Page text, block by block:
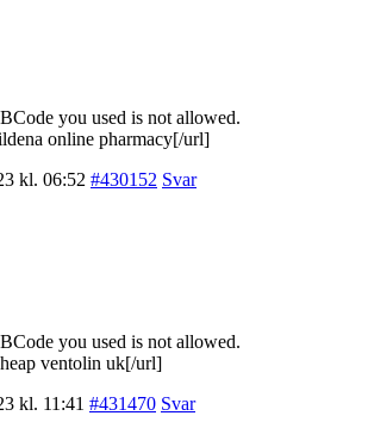
you used is not allowed.
online pharmacy[/url]
kl. 06:52 #430152 Svar
you used is not allowed.
ventolin uk[/url]
kl. 11:41 #431470 Svar